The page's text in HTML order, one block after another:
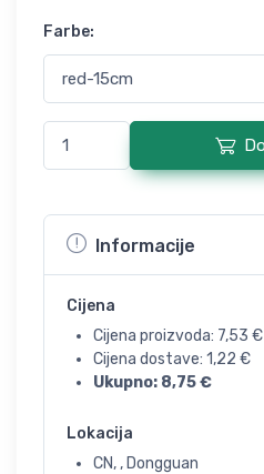
Farbe:
Informacije
Cijena
Cijena proizvoda: 7,53 €
Cijena dostave: 1,22 €
Ukupno: 8,75€
Lokacija
CN, , Dongguan